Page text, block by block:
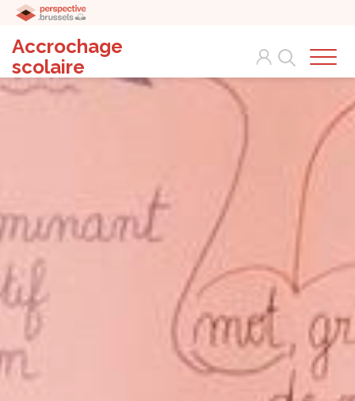
Accrochage
scolaire
Search